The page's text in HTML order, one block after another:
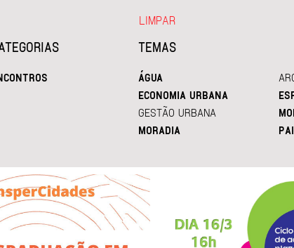
TEMAS
ÁGUA
ECONOMIA URBANA
GESTÃO URBANA
MORADIA
LIMPAR